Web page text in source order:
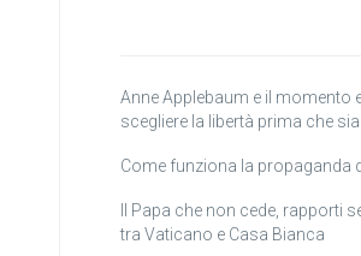
Anne Applebaum e il momento
scegliere la libertà prima che
Come funziona la propaganda
Il Papa che non cede, rapporti
tra Vaticano e Casa Bianca